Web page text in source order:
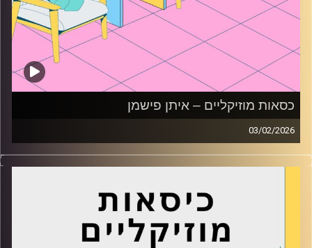
כסאות מוזיקליים – איתן פישמן
03/02/2026
כסאות מוזיקליים עם איתן פישמן